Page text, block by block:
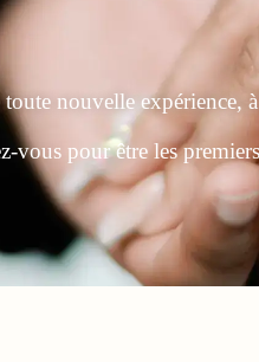
nouvelle expérience,
vous pour être les